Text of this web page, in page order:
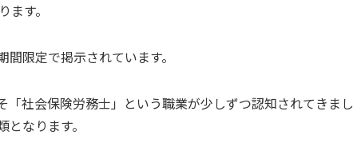
す。
限定で掲示されています。
社会保険労務士」という職業が少しずつ認知されてきまし
なります。